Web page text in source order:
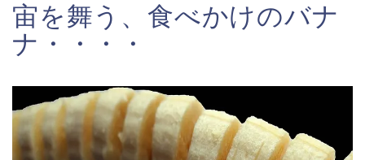
宙を舞う、食べかけのバナ
ナ・・・・